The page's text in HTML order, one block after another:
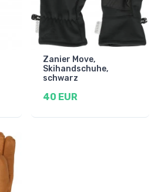
Zanier Move,
Skihandschuhe,
schwarz
40 EUR